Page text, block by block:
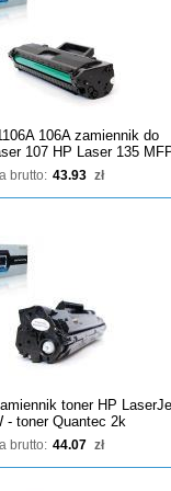
106A zamiennik do
107 HP Laser 135
brutto: 43.93 zł
toner HP
- toner Quantec 2k
brutto: 44.07 zł